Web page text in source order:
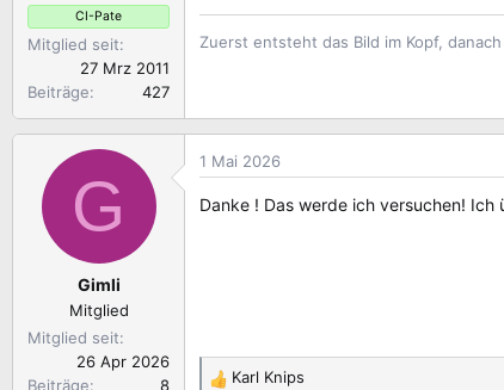
n
:
CI-Pate
Mitglied seit
27 Mrz 2011
Beiträge
427
Zuerst entsteht das Bild im Kopf,
G
Gimli
Mitglied
Mitglied seit
26 Apr 2026
Beiträge
8
1 Mai 2026
Danke ! Das werde ich versuchen! Ich
Karl Knips